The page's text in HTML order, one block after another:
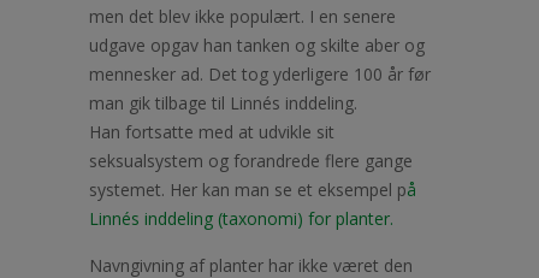
men det blev ikke populært. I en senere
udgave opgav han tanken og skilte aber og
mennesker ad. Det tog yderligere 100 år før
man gik tilbage til Linnés inddeling.
Han fortsatte med at udvikle sit
seksualsystem og forandrede flere gange
systemet. Her kan man se et eksempel på
Linnés inddeling (taxonomi) for planter.
Navngivning af planter har ikke været den